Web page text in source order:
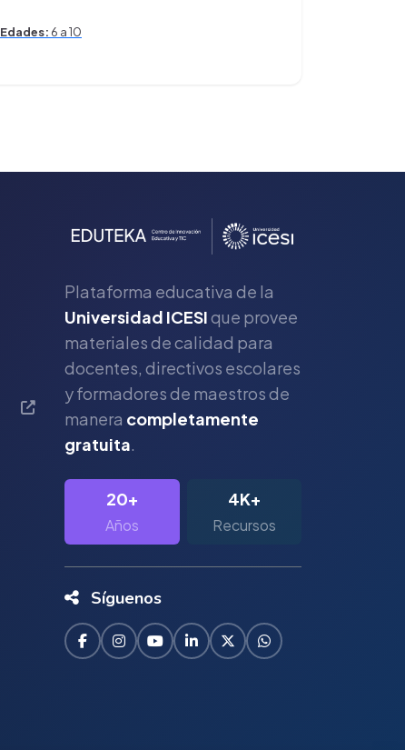
Edades: 6 a 10
Plataforma educativa de la
Universidad ICESIque provee
materiales de calidad para
docentes, directivos escolares
y formadores de maestros de
manera completamente
gratuita.
20+
Años
4K+
Recursos
Síguenos